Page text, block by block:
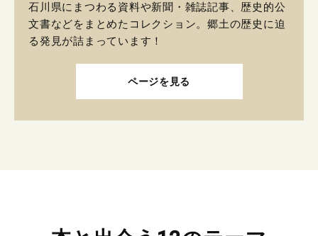
石川県にまつわる資料や新聞・雑誌記事、歴史的公
文書などをまとめたコレクション。郷土の歴史に迫
る発見が詰まっています！
ページを見る